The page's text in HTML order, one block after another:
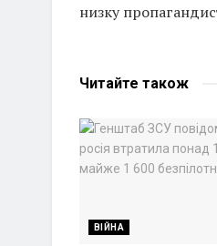
низку
Читайте також
ВІЙНА